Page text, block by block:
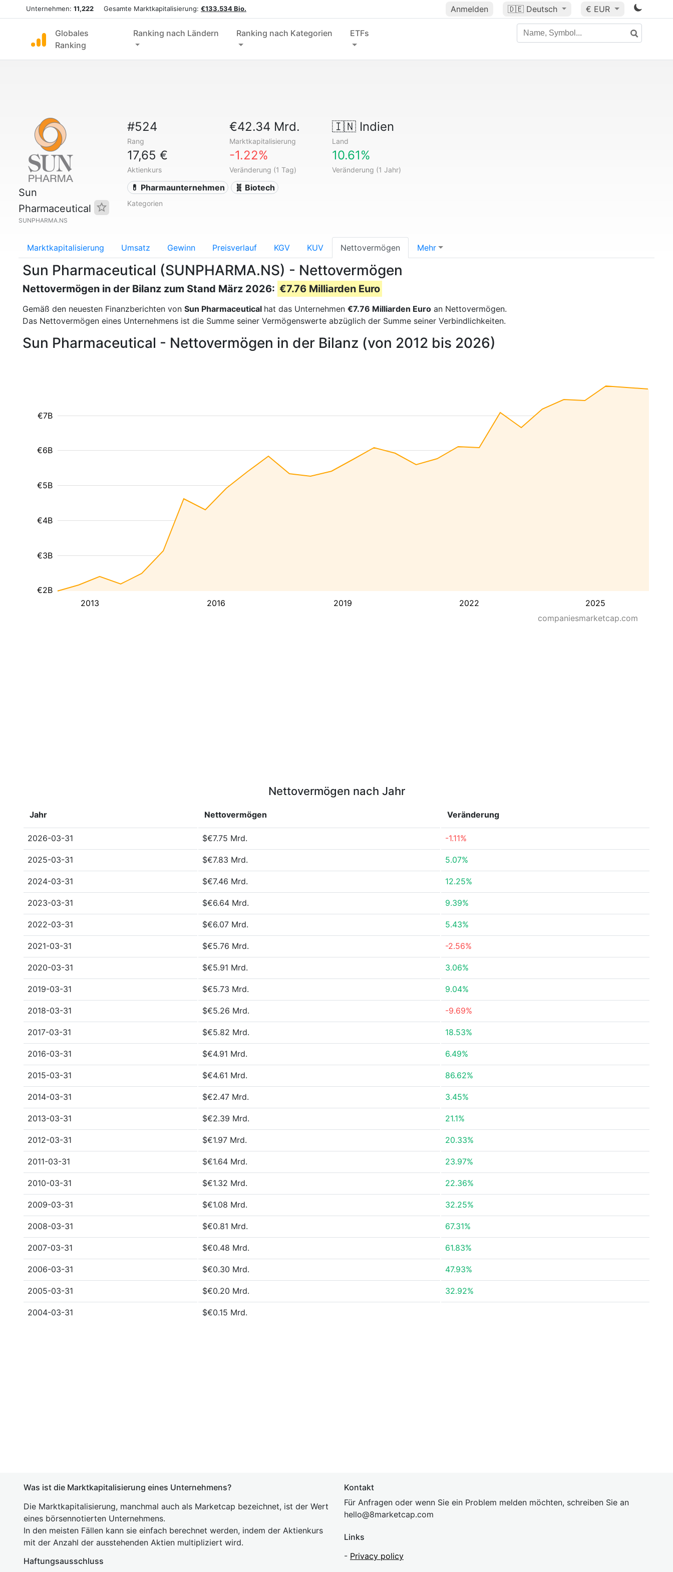
Unternehmen: 11,222 Gesamte Marktkapitalisierung: €133.534 Bio. Anmelden 🇩🇪 Deutsch € EUR
Globales
Ranking
Ranking nach Ländern Ranking nach Kategorien ETFs
Sun
Pharmaceutical
SUNPHARMA.NS
#524
Rang
€42.34 Mrd.
Marktkapitalisierung
🇮🇳Indien
Land
17,65 €
Aktienkurs
-1.22%
Veränderung (1 Tag)
10.61%
Veränderung (1 Jahr)
💊 Pharmaunternehmen 🧬 Biotech
Kategorien
Marktkapitalisierung Umsatz Gewinn Preisverlauf KGV KUV Nettovermögen Mehr
Sun Pharmaceutical (SUNPHARMA.NS) - Nettovermögen
Nettovermögen in der Bilanz zum Stand März 2026: €7.76 Milliarden Euro
Gemäß den neuesten Finanzberichten von Sun Pharmaceutical hat das Unternehmen €7.76 Milliarden Euro an Nettovermögen.
Das Nettovermögen eines Unternehmens ist die Summe seiner Vermögenswerte abzüglich der Summe seiner Verbindlichkeiten.
Sun Pharmaceutical - Nettovermögen in der Bilanz (von 2012 bis 2026)
2013 2016 2019 2022 2025
€2B
€3B
€4B
€5B
€6B
€7B
companiesmarketcap.com
Nettovermögen nach Jahr
Jahr Nettovermögen Veränderung
2026-03-31 $€7.75 Mrd. -1.11%
2025-03-31 $€7.83 Mrd. 5.07%
2024-03-31 $€7.46 Mrd. 12.25%
2023-03-31 $€6.64 Mrd. 9.39%
2022-03-31 $€6.07 Mrd. 5.43%
2021-03-31 $€5.76 Mrd. -2.56%
2020-03-31 $€5.91 Mrd. 3.06%
2019-03-31 $€5.73 Mrd. 9.04%
2018-03-31 $€5.26 Mrd. -9.69%
2017-03-31 $€5.82 Mrd. 18.53%
2016-03-31 $€4.91 Mrd. 6.49%
2015-03-31 $€4.61 Mrd. 86.62%
2014-03-31 $€2.47 Mrd. 3.45%
2013-03-31 $€2.39 Mrd. 21.1%
2012-03-31 $€1.97 Mrd. 20.33%
2011-03-31 $€1.64 Mrd. 23.97%
2010-03-31 $€1.32 Mrd. 22.36%
2009-03-31 $€1.08 Mrd. 32.25%
2008-03-31 $€0.81 Mrd. 67.31%
2007-03-31 $€0.48 Mrd. 61.83%
2006-03-31 $€0.30 Mrd. 47.93%
2005-03-31 $€0.20 Mrd. 32.92%
2004-03-31 $€0.15 Mrd.
Was ist die Marktkapitalisierung eines Unternehmens?
Die Marktkapitalisierung, manchmal auch als Marketcap bezeichnet, ist der Wert
eines börsennotierten Unternehmens.
In den meisten Fällen kann sie einfach berechnet werden, indem der Aktienkurs
mit der Anzahl der ausstehenden Aktien multipliziert wird.
Haftungsausschluss
Kontakt
Für Anfragen oder wenn Sie ein Problem melden möchten, schreiben Sie an
hello@8marketcap.com
Links
- Privacy policy